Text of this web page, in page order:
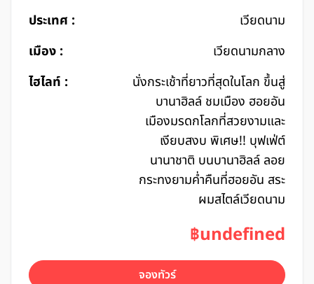
ประเทศ :
เวียดนาม
เมือง :
เวียดนามกลาง
ไฮไลท์ :
นั่งกระเช้าที่ยาวที่สุดในโลก ขึ้นสู่
บานาฮิลล์ ชมเมือง ฮอยอัน
เมืองมรดกโลกที่สวยงามและ
เงียบสงบ พิเศษ!! บุฟเฟ่ต์
นานาชาติ บนบานาฮิลล์ ลอย
กระทงยามค่ำคืนที่ฮอยอัน สระ
ผมสไตล์เวียดนาม
฿undefined
จองทัวร์